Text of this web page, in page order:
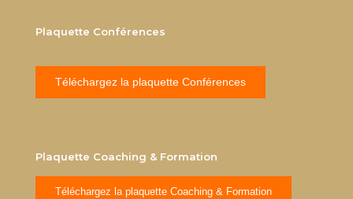
Plaquette Conférences
Téléchargez la plaquette Conférences
Plaquette Coaching & Formation
Téléchargez la plaquette Coaching & Formation